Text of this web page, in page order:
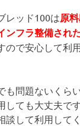
レッド100は原
ンフラ整備され
ので安心して利
も問題ないくら
しても大丈夫で
談して利用して